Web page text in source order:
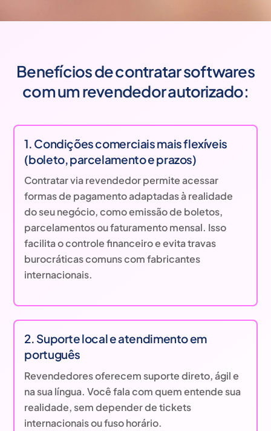
Benefícios de contratar softwares
com um revendedor autorizado:
1. Condições comerciais mais flexíveis
(boleto, parcelamento e prazos)
Contratar via revendedor permite acessar
formas de pagamento adaptadas à realidade
do seu negócio, como emissão de boletos,
parcelamentos ou faturamento mensal. Isso
facilita o controle financeiro e evita travas
burocráticas comuns com fabricantes
internacionais.
2. Suporte local e atendimento em
português
Revendedores oferecem suporte direto, ágil e
na sua língua. Você fala com quem entende sua
realidade, sem depender de tickets
internacionais ou fuso horário.